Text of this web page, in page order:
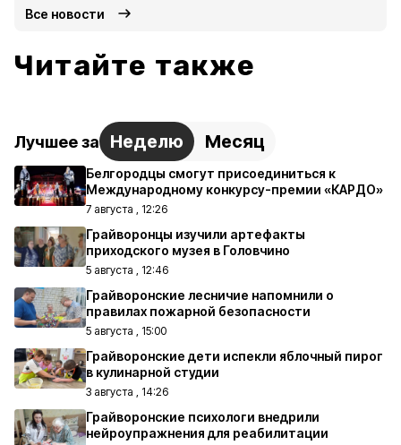
Все новости
Читайте также
Лучшее за Неделю Месяц
Белгородцы смогут присоединиться к
Международному конкурсу-премии «КАРДО»
7 августа , 12:26
Грайворонцы изучили артефакты
приходского музея в Головчино
5 августа , 12:46
Грайворонские лесничие напомнили о
правилах пожарной безопасности
5 августа , 15:00
Грайворонские дети испекли яблочный пирог
в кулинарной студии
3 августа , 14:26
Грайворонские психологи внедрили
нейроупражнения для реабилитации